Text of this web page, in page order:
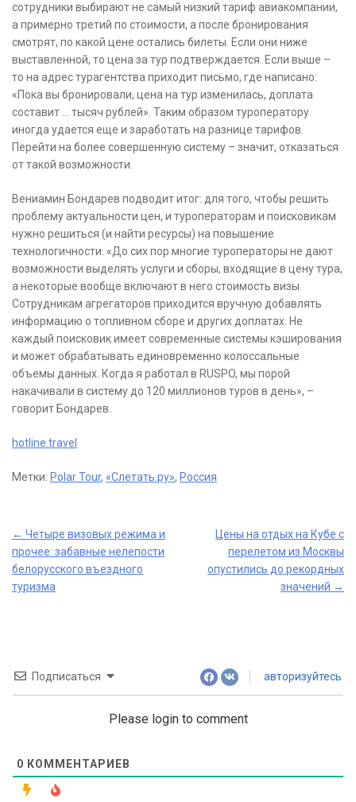
сотрудники выбирают не самый низкий тариф авиакомпании,
а примерно третий по стоимости, а после бронирования
смотрят, по какой цене остались билеты. Если они ниже
выставленной, то цена за тур подтверждается. Если выше –
то на адрес турагентства приходит письмо, где написано:
«Пока вы бронировали, цена на тур изменилась, доплата
составит … тысяч рублей». Таким образом туроператору
иногда удается еще и заработать на разнице тарифов.
Перейти на более совершенную систему – значит, отказаться
от такой возможности.
Вениамин Бондарев подводит итог: для того, чтобы решить
проблему актуальности цен, и туроператорам и поисковикам
нужно решиться (и найти ресурсы) на повышение
технологичности. «До сих пор многие туроператоры не дают
возможности выделять услуги и сборы, входящие в цену тура,
а некоторые вообще включают в него стоимость визы.
Сотрудникам агрегаторов приходится вручную добавлять
информацию о топливном сборе и других доплатах. Не
каждый поисковик имеет современные системы кэширования
и может обрабатывать единовременно колоссальные
объемы данных. Когда я работал в RUSPO, мы порой
накачивали в систему до 120 миллионов туров в день», –
говорит Бондарев.
hotline.travel
Метки: Polar Tour, «Слетать.ру», Россия
Post
navigation
← Четыре визовых режима и
прочее: забавные нелепости
белорусского въездного
туризма
Цены на отдых на Кубе с
перелетом из Москвы
опустились до рекордных
значений →
Подписаться авторизуйтесь
Please login to comment
0 КОММЕНТАРИЕВ